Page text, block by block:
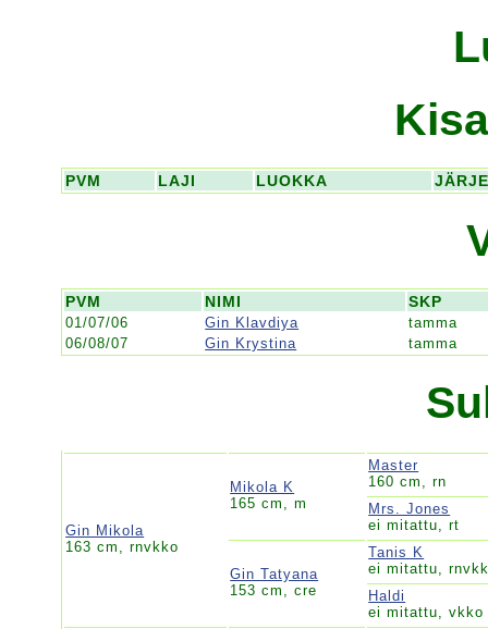
PVM LAJI LUOKKA
PVM NIMI SKP
01/07/06 Gin Klavdiya
tamma
06/08/07
Gin Krystina tamma
Gin Mikola
163 cm, rnvkko
Mikola K
165 cm, m
Master
160 cm, rn
Mrs. Jones
ei mitattu, rt
Gin Tatyana
153 cm, cre
Tanis K
ei mitattu,
Haldi
ei mitattu, vkko